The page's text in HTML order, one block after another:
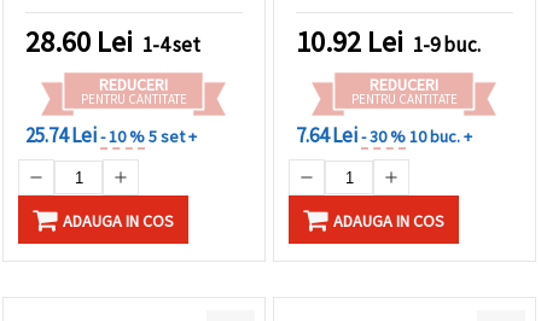
gaură de 1.5 mm, ~30 buc
— materiale DIY pentru
brățări și coliere
28.60 Lei 1-4 set
REDUCERI
PENTRU CANTITATE
25.74 Lei- 10 %5 set +
ADAUGA IN COS
mărgea poroasă, difuzor
pentru uleiuri esențiale,
pentru bijuterii
DIY/handmade
10.92 Lei 1-9 buc.
REDUCERI
PENTRU CANTITATE
7.64 Lei- 30 %10 buc. +
ADAUGA IN COS